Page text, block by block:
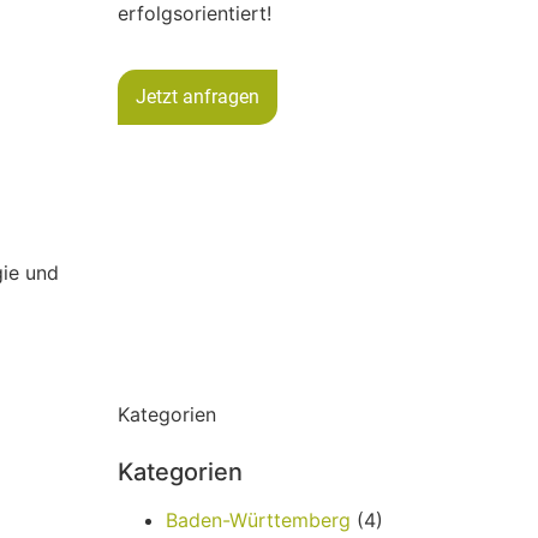
und
erfolgsorientiert!
Jetzt anfragen
Kategorien
Kategorien
Baden-Württemberg (4)